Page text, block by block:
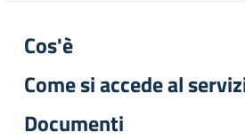
Cos'è
Come si accede al
Documenti